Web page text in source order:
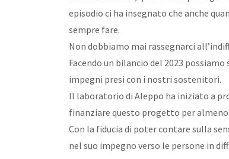
episodio ci ha insegnato che anche
sempre fare.
Non dobbiamo mai rassegnarci
Facendo un bilancio del 2023
impegni presi con i nostri sostenitori.
Il laboratorio di Aleppo ha iniziato a
finanziare questo progetto per
Con la fiducia di poter contare sulla
nel suo impegno verso le persone in